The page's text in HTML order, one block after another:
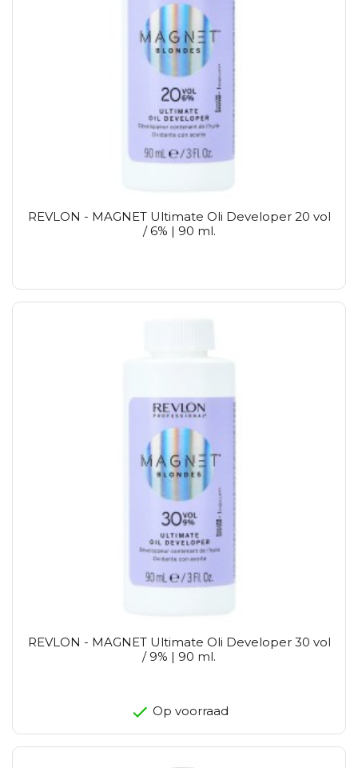
REVLON - MAGNET Ultimate Oli Developer 20 vol
/ 6% | 90 ml.
REVLON - MAGNET Ultimate Oli Developer 30 vol
/ 9% | 90 ml.
Op voorraad